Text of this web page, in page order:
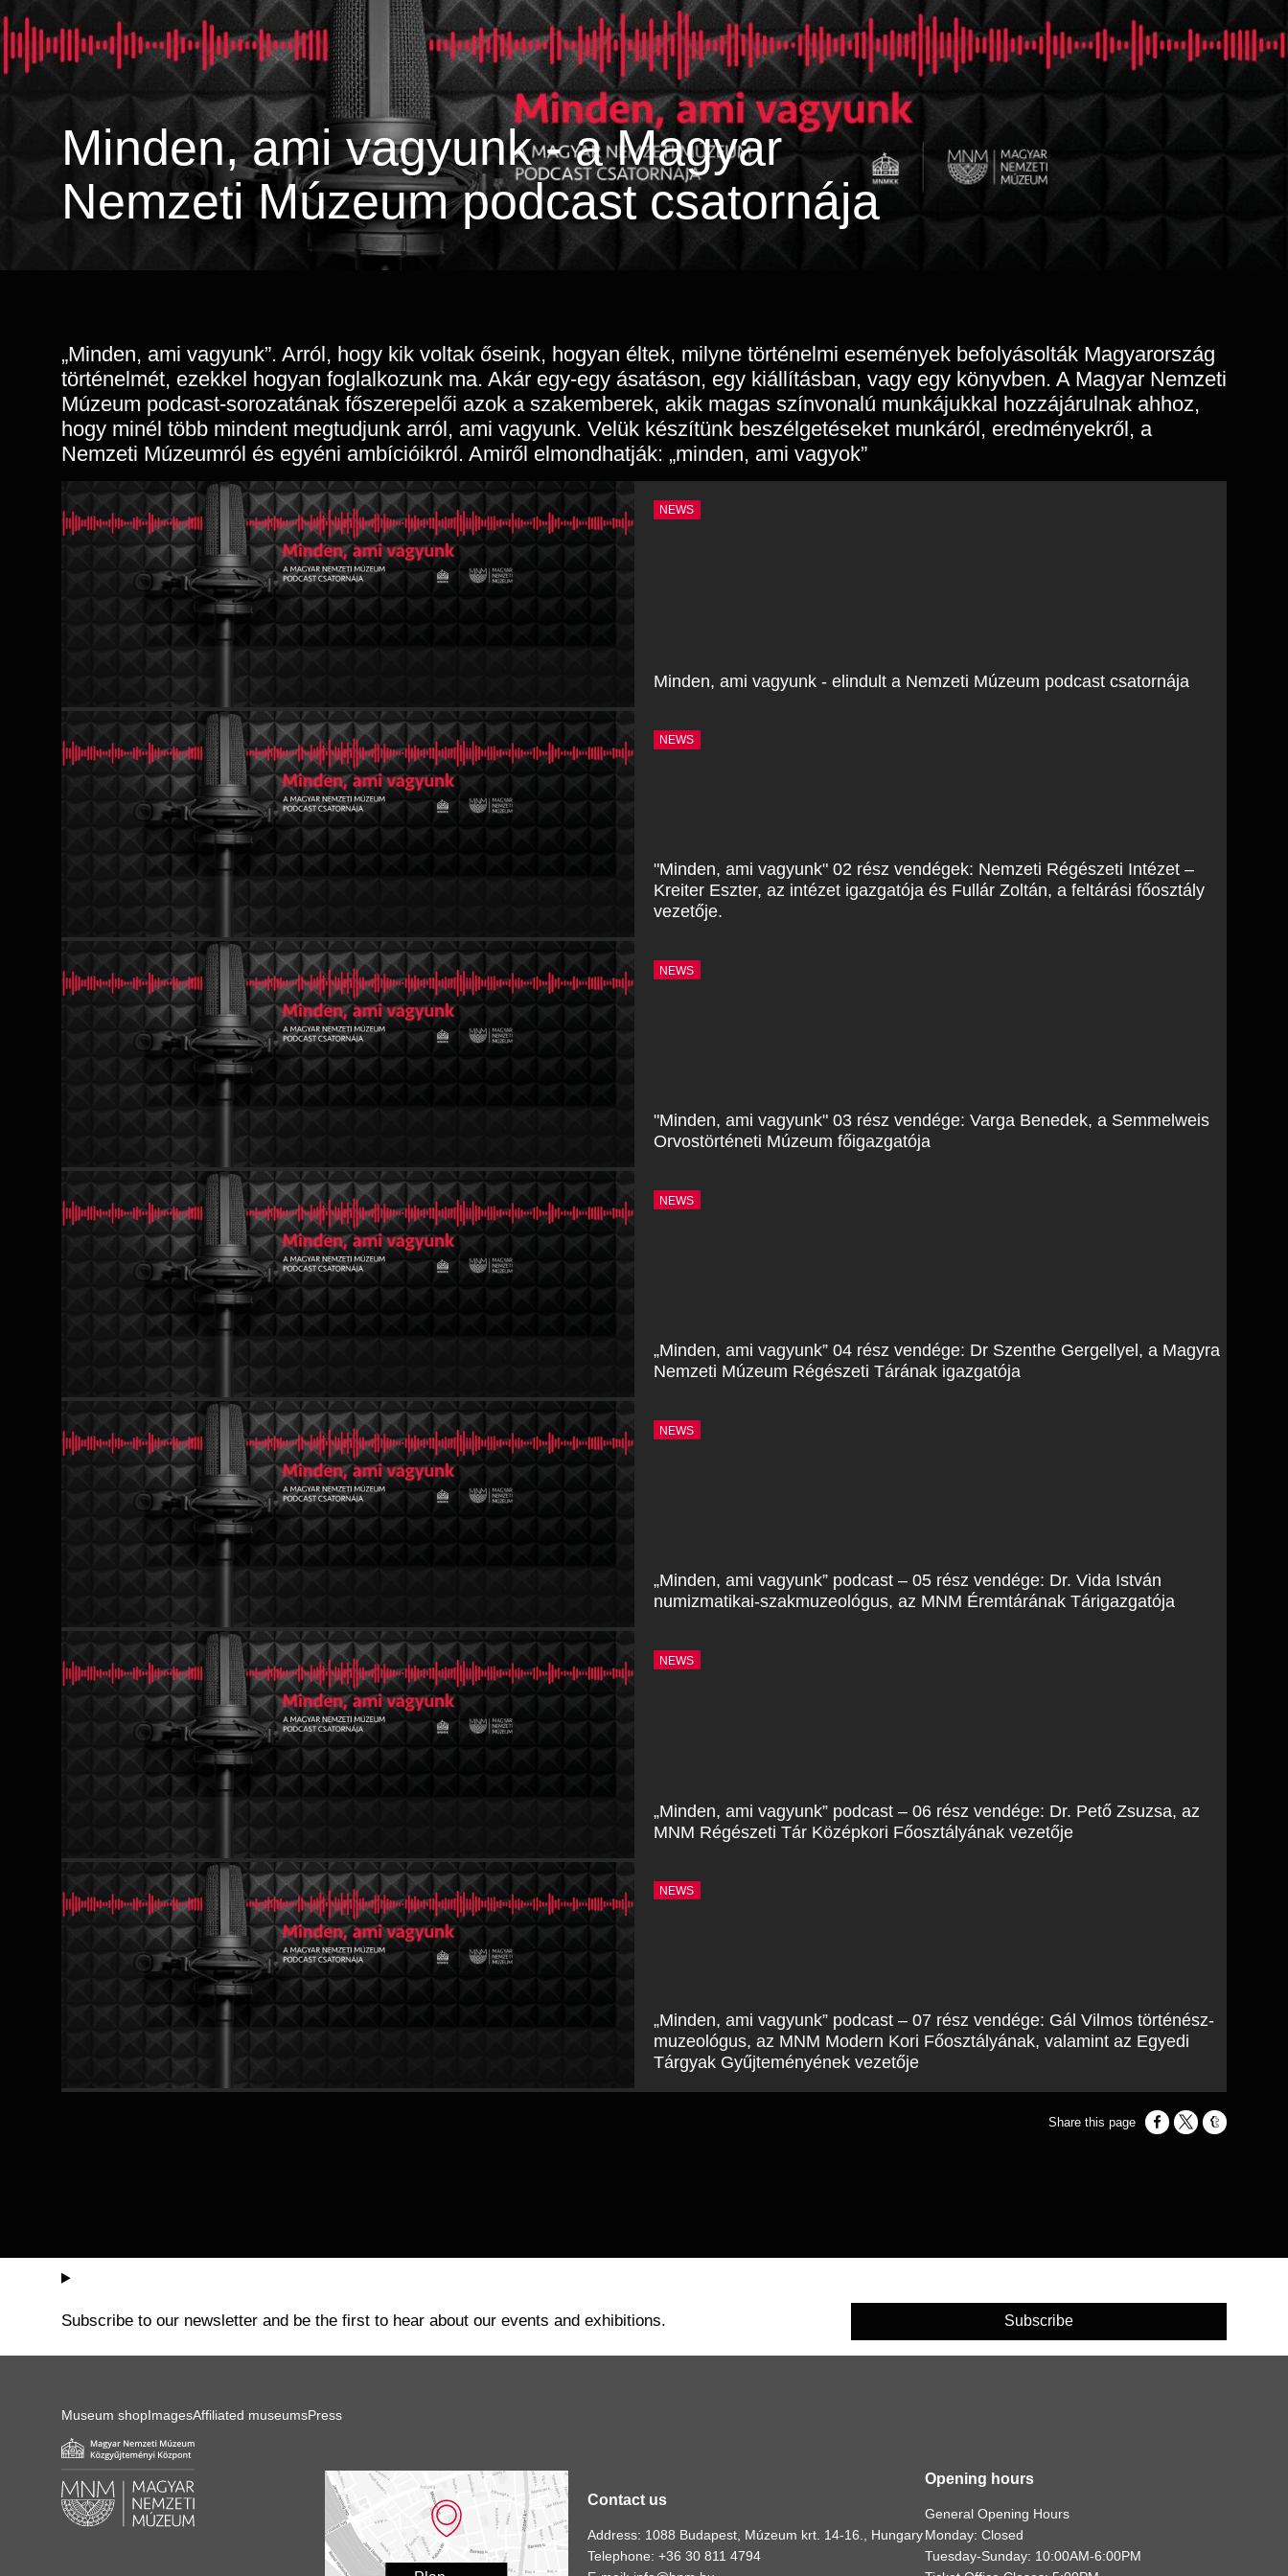
Minden, ami vagyunk - a Magyar
Nemzeti Múzeum podcast csatornája
„Minden, ami vagyunk”. Arról, hogy kik voltak őseink, hogyan éltek, milyne történelmi események befolyásolták Magyarország
történelmét, ezekkel hogyan foglalkozunk ma. Akár egy-egy ásatáson, egy kiállításban, vagy egy könyvben. A Magyar Nemzeti
Múzeum podcast-sorozatának főszerepelői azok a szakemberek, akik magas színvonalú munkájukkal hozzájárulnak ahhoz,
hogy minél több mindent megtudjunk arról, ami vagyunk. Velük készítünk beszélgetéseket munkáról, eredményekről, a
Nemzeti Múzeumról és egyéni ambícióikról. Amiről elmondhatják: „minden, ami vagyok”
Minden, ami vagyunk - elindult a Nemzeti Múzeum podcast csatornája
NEWS
"Minden, ami vagyunk" 02 rész vendégek: Nemzeti Régészeti Intézet –
Kreiter Eszter, az intézet igazgatója és Fullár Zoltán, a feltárási főosztály
vezetője.
NEWS
"Minden, ami vagyunk" 03 rész vendége: Varga Benedek, a Semmelweis
Orvostörténeti Múzeum főigazgatója
NEWS
„Minden, ami vagyunk” 04 rész vendége: Dr Szenthe Gergellyel, a Magyra
Nemzeti Múzeum Régészeti Tárának igazgatója
NEWS
„Minden, ami vagyunk” podcast – 05 rész vendége: Dr. Vida István
numizmatikai-szakmuzeológus, az MNM Éremtárának Tárigazgatója
NEWS
„Minden, ami vagyunk” podcast – 06 rész vendége: Dr. Pető Zsuzsa, az
MNM Régészeti Tár Középkori Főosztályának vezetője
NEWS
„Minden, ami vagyunk” podcast – 07 rész vendége: Gál Vilmos történész-
muzeológus, az MNM Modern Kori Főosztályának, valamint az Egyedi
Tárgyak Gyűjteményének vezetője
NEWS
Opens in a new window
Opens in a new
Opens in a
Subscribe to our newsletter and be the first to hear about our events and exhibitions. Subscribe
Museum shopImagesAffiliated museumsPress
Contact us
Address: 1088 Budapest, Múzeum krt. 14-16., Hungary
Telephone: +36 30 811 4794
Opening hours
General Opening Hours
Monday: Closed
Tuesday-Sunday: 10:00AM-6:00PM